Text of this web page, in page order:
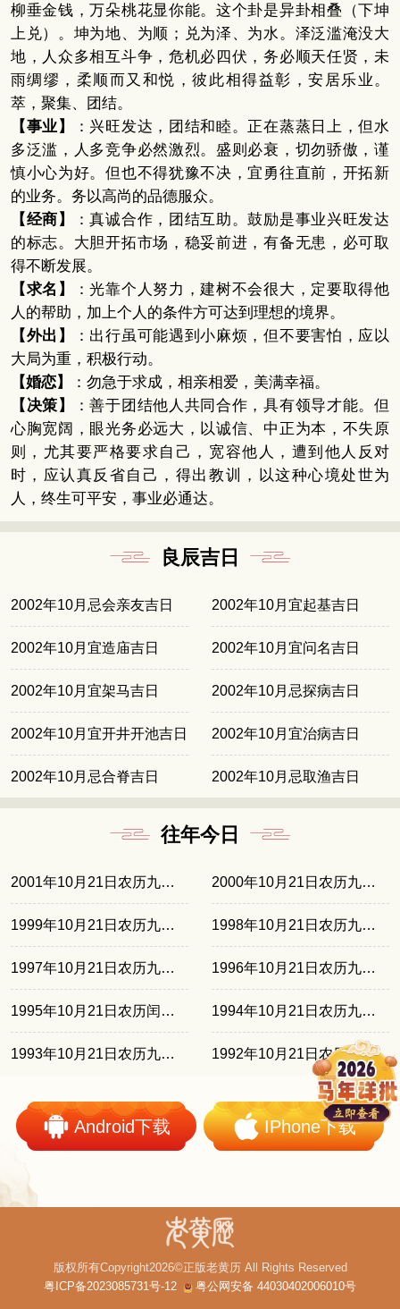
柳垂金钱，万朵桃花显你能。这个卦是异卦相叠（下坤
上兑）。坤为地、为顺；兑为泽、为水。泽泛滥淹没大
地，人众多相互斗争，危机必四伏，务必顺天任贤，未
雨绸缪，柔顺而又和悦，彼此相得益彰，安居乐业。
萃，聚集、团结。
【事业】
：兴旺发达，团结和睦。正在蒸蒸日上，但水
多泛滥，人多竞争必然激烈。盛则必衰，切勿骄傲，谨
慎小心为好。但也不得犹豫不决，宜勇往直前，开拓新
的业务。务以高尚的品德服众。
【经商】
：真诚合作，团结互助。鼓励是事业兴旺发达
的标志。大胆开拓市场，稳妥前进，有备无患，必可取
得不断发展。
【求名】
：光靠个人努力，建树不会很大，定要取得他
人的帮助，加上个人的条件方可达到理想的境界。
【外出】
：出行虽可能遇到小麻烦，但不要害怕，应以
大局为重，积极行动。
【婚恋】
：勿急于求成，相亲相爱，美满幸福。
【决策】
：善于团结他人共同合作，具有领导才能。但
心胸宽阔，眼光务必远大，以诚信、中正为本，不失原
则，尤其要严格要求自己，宽容他人，遭到他人反对
时，应认真反省自己，得出教训，以这种心境处世为
人，终生可平安，事业必通达。
良辰吉日
2002年10月忌会亲友吉日 2002年10月宜起基吉日
2002年10月宜造庙吉日 2002年10月宜问名吉日
2002年10月宜架马吉日 2002年10月忌探病吉日
2002年10月宜开井开池吉日 2002年10月宜治病吉日
2002年10月忌合脊吉日 2002年10月忌取渔吉日
往年今日
2001年10月21日农历九月初五 2000年10月21日农历九月廿四
1999年10月21日农历九月十三 1998年10月21日农历九月初二
1997年10月21日农历九月二十 1996年10月21日农历九月初十
1995年10月21日农历闰八月廿七 1994年10月21日农历九月十七
1993年10月21日农历九月初七 1992年10月21日农历九月廿六
Android下载 IPhone下载
版权所有Copyright2026©正版老黄历 All Rights Reserved
粤ICP备2023085731号-12
粤公网安备 44030402006010号